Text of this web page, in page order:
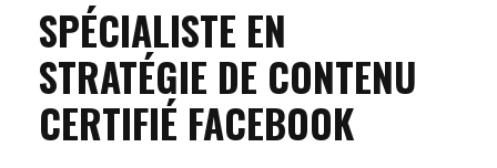
SPÉCIALISTE EN
STRATÉGIE DE CONTENU
CERTIFIÉ FACEBOOK